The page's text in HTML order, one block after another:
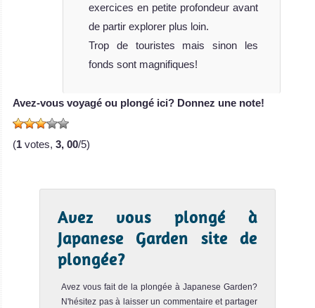
Notre avis
Aow Leuk
p...
Tanote Bay
Le site de plongée de Shark Island est l'un des meilleurs
spots sous-marins de Koh Tao. Il consiste en plusieurs
Notre avis
Three Rocks
exercices en petite profondeur avant
de partir explorer plus loin.
Trop de touristes mais sinon les
fonds sont magnifiques!
Avez-vous voyagé ou plongé ici? Donnez une note!
(1 votes, 3, 00/5)
Avez vous plongé à
Japanese Garden site de
plongée?
Avez vous fait de la plongée à Japanese Garden?
N'hésitez pas à laisser un commentaire et partager